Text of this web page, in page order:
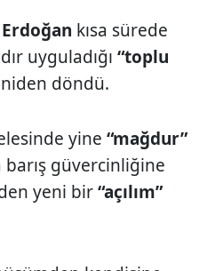
kısa sürede
uyguladığı “toplu
döndü.
yine “mağdur”
barış güvercinliğine
yeni bir“açılım”